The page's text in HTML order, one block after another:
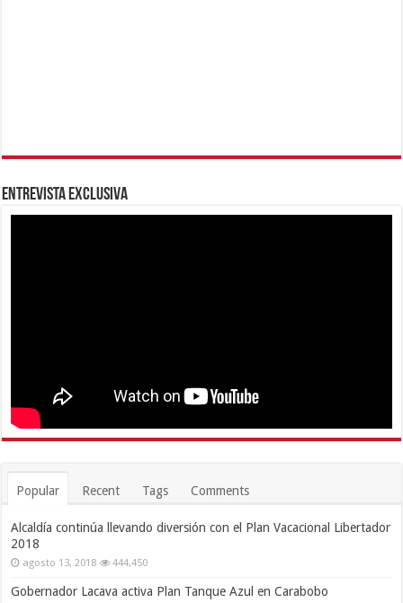
Entrevista Exclusiva
Popular Recent Tags Comments
Alcaldía continúa llevando diversión con el Plan Vacacional Libertador
2018
agosto 13, 2018 444,450
Gobernador Lacava activa Plan Tanque Azul en Carabobo